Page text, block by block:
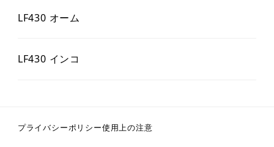
LF430 オーム
LF430 インコ
プライバシーポリシー使用上の注意